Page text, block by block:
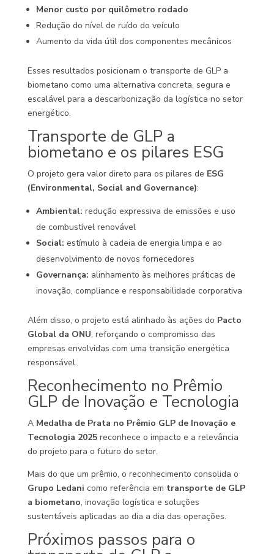
Menor custo por quilômetro rodado
Redução do nível de ruído do veículo
Aumento da vida útil dos componentes mecânicos
Esses resultados posicionam o transporte de GLP a
biometano como uma alternativa concreta, segura e
escalável para a descarbonização da logística no setor
energético.
Transporte de GLP a
biometano e os pilares ESG
O projeto gera valor direto para os pilares de ESG
(Environmental, Social and Governance):
Ambiental: redução expressiva de emissões e uso
de combustível renovável
Social: estímulo à cadeia de energia limpa e ao
desenvolvimento de novos fornecedores
Governança: alinhamento às melhores práticas de
inovação, compliance e responsabilidade corporativa
Além disso, o projeto está alinhado às ações do Pacto
Global da ONU, reforçando o compromisso das
empresas envolvidas com uma transição energética
responsável.
Reconhecimento no Prêmio
GLP de Inovação e Tecnologia
A Medalha de Prata no Prêmio GLP de Inovação e
Tecnologia 2025reconhece o impacto e a relevância
do projeto para o futuro do setor.
Mais do que um prêmio, o reconhecimento consolida o
Grupo Ledani como referência em transporte de GLP
a biometano, inovação logística e soluções
sustentáveis aplicadas ao dia a dia das operações.
Próximos passos para o